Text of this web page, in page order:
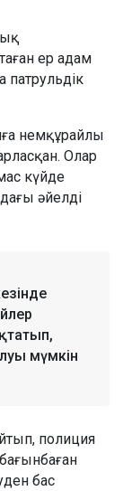
ер адам
патрульдік
немқұрайлы
Олар
күйде
әйелді
мүмкін
полиция
бас